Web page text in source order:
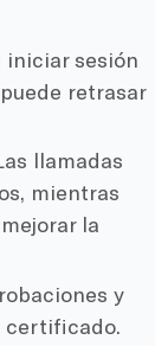
iniciar sesión
retrasar
llamadas
mientras
la
y
certificado.